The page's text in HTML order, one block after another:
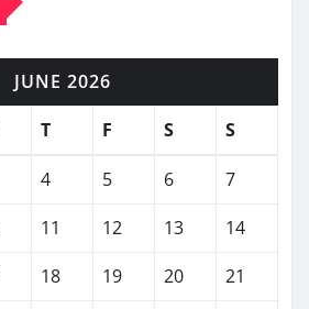
JUNE 2026
T F S S
4 5 6
7
11 12 13
14
18 19 20
21